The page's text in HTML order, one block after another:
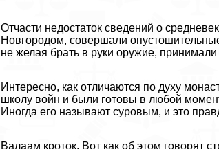
Отчасти недостаток сведений о
Новгородом, совершали
не желая брать в руки оружие,
Интересно, как отличаются по духу
школу войн и были готовы в любой
Иногда его называют суровым, и это
Валаам кроток. Вот как об этом говорят